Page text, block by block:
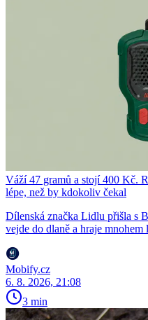
Váží 47 gramů a stojí 400 Kč.
lépe, než by kdokoliv čekal
Dílenská značka Lidlu přišla s
vejde do dlaně a hraje
Mobify.cz
6. 8. 2026, 21:08
3 min